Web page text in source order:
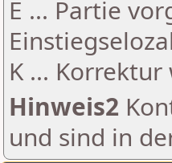
E ... Partie
K ...
Hinweis2
und sind in